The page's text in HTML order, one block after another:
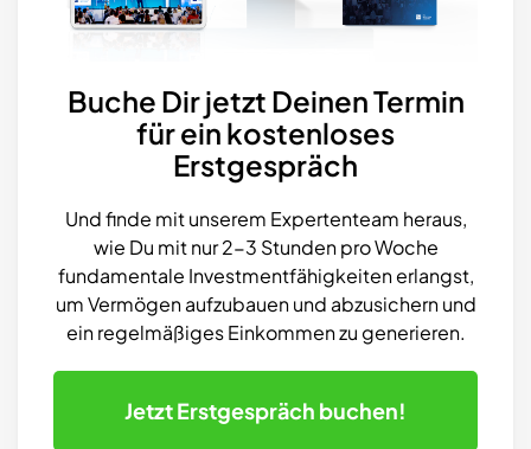
Buche Dir jetzt Deinen Termin
für ein kostenloses
Erstgespräch
Und finde mit unserem Expertenteam heraus,
wie Du mit nur 2-3 Stunden pro Woche
fundamentale Investmentfähigkeiten erlangst,
um Vermögen aufzubauen und abzusichern und
ein regelmäßiges Einkommen zu generieren.
JetztErstgespräch buchen!